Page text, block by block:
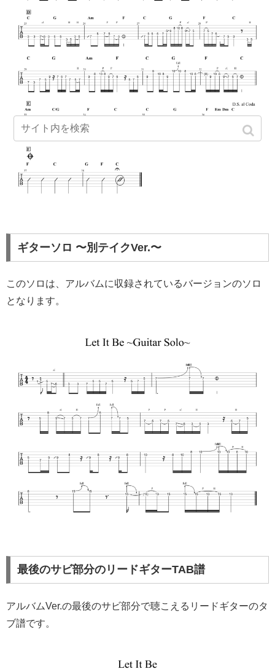
ギターソロ 〜別テイクVer.〜
このソロは、アルバムに収録されているバージョンのソロ
となります。
最後のサビ部分のリードギターTAB譜
アルバムVer.の最後のサビ部分で聴こえるリードギターのタ
ブ譜です。